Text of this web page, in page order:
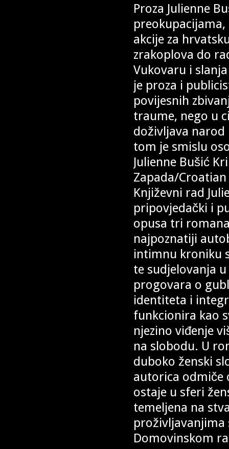
Proza Julienne
akcije za
zrakoplova do
Vukovaru i
je proza i
povijesnih
traume, nego u
doživljava narod
tom je smislu
Julienne Bušić
Zapada/
Književni rad
pripovjedački i
opusa tri
najpoznatiji
intimnu kroniku
te sudjelovanja
progovara o
identiteta i
funkcionira kao
njezino viđenje
na slobodu. U
duboko ženski
autorica odmiče
ostaje u sferi
temeljena na
proživljavanjima
Domovinskom